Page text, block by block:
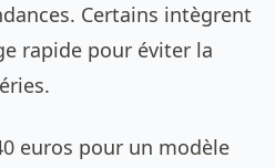
Certains intègrent
rapide pour éviter la
euros pour un modèle